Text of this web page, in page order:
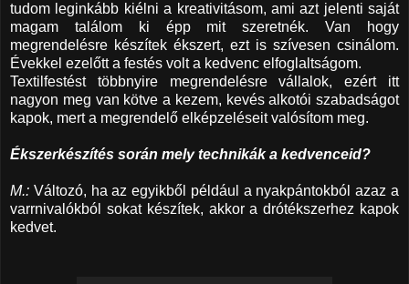
tudom leginkább kiélni a kreativitásom, ami azt jelenti saját
magam találom ki épp mit szeretnék. Van hogy
megrendelésre készítek ékszert, ezt is szívesen csinálom.
Évekkel ezelőtt a festés volt a kedvenc elfoglaltságom.
Textilfestést többnyire megrendelésre vállalok, ezért itt
nagyon meg van kötve a kezem, kevés alkotói szabadságot
kapok, mert a megrendelő elképzeléseit valósítom meg.
Ékszerkészítés során mely technikák a kedvenceid?
M.: Változó, ha az egyikből például a nyakpántokból azaz a
varrnivalókból sokat készítek, akkor a drótékszerhez kapok
kedvet.